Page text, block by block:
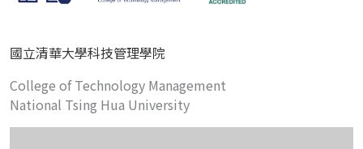
國立清華大學科技管理學院
College of Technology Management
National Tsing Hua University